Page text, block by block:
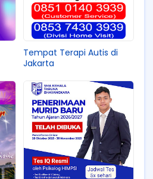
Tempat Terapi Autis di
Jakarta